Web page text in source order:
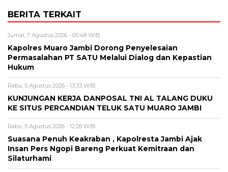
BERITA TERKAIT
Jumat, 7 Agustus 2026 - 05:48 WIB
Kapolres Muaro Jambi Dorong Penyelesaian
Permasalahan PT SATU Melalui Dialog dan Kepastian
Hukum
Rabu, 5 Agustus 2026 - 13:33 WIB
KUNJUNGAN KERJA DANPOSAL TNI AL TALANG DUKU
KE SITUS PERCANDIAN TELUK SATU MUARO JAMBI
Rabu, 5 Agustus 2026 - 12:28 WIB
Suasana Penuh Keakraban , Kapolresta Jambi Ajak
Insan Pers Ngopi Bareng Perkuat Kemitraan dan
Silaturhami